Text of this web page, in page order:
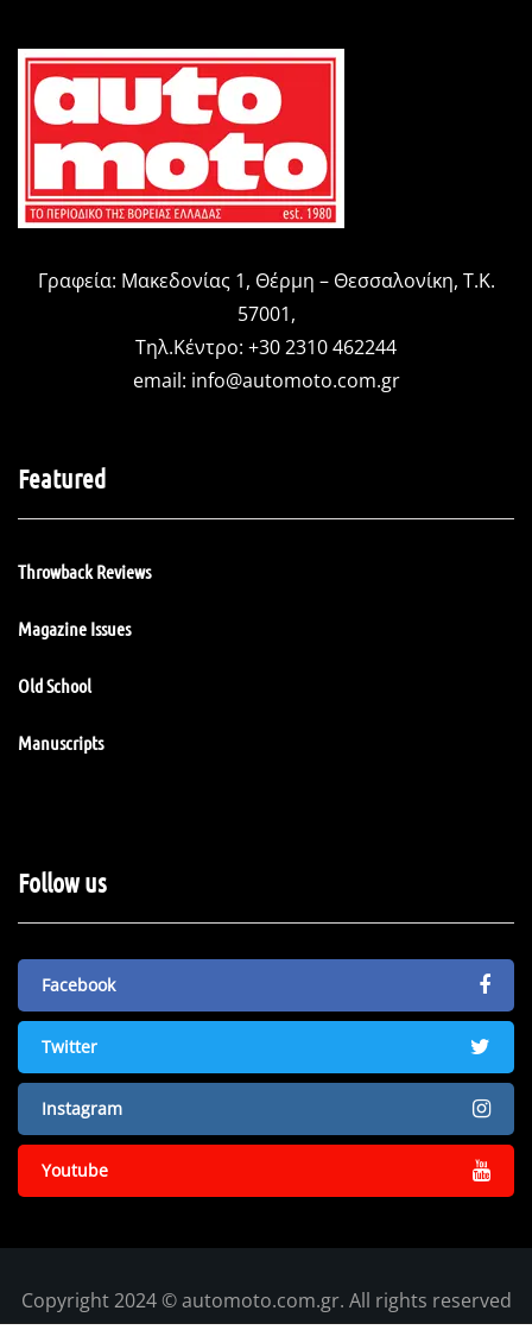
Γραφεία: Μακεδονίας 1, Θέρμη – Θεσσαλονίκη, Τ.Κ.
57001,
Τηλ.Κέντρο: +30 2310 462244
email: info@automoto.com.gr
Featured
Throwback Reviews
Magazine Issues
Old School
Manuscripts
Follow us
Facebook
Twitter
Instagram
Youtube
Copyright 2024 © automoto.com.gr. All rights reserved